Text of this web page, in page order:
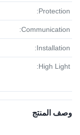
Protection:
Communication:
Installation:
High Light:
وصف المنتج